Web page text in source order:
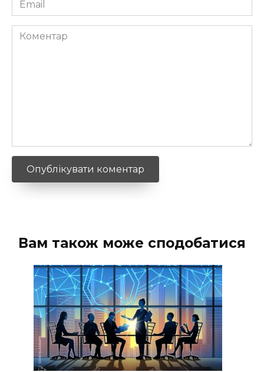
*
Коментар
Вам також може сподобатися